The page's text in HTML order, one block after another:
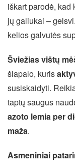
iškart parodė, kad
jų galiukai –
kelios galvutės
Šviežias vištų
šlapalo, kuris
susiskaidyti.
taptų saugus
azoto lemia per
maža.
Asmeniniai